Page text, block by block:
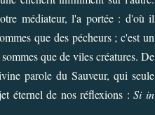
médiateur, l'a portée : d'où il
que des pécheurs ; c'est un
que de viles créatures. De
parole du Sauveur, qui seule
éternel de nos réflexions :Si in